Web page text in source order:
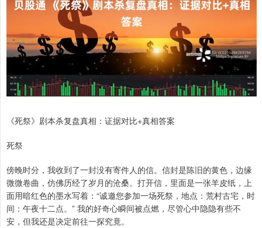
《死祭》剧本杀复盘真相：证据对比+真相答案
死祭
傍晚时分，我收到了一封没有寄件人的信。信封是陈旧的黄色，边缘
微微卷曲，仿佛历经了岁月的沧桑。打开信，里面是一张羊皮纸，上
面用暗红色的墨水写着：“诚邀您参加一场死祭，地点：荒村古宅，时
间：午夜十二点。” 我的好奇心瞬间被点燃，尽管心中隐隐有些不
安，但我还是决定前往一探究竟。